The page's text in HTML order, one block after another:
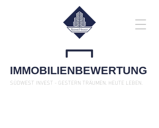
IMMOBILIENBEWERTUNG
SÜDWEST INVEST - GESTERN TRÄUMEN. HEUTE LEBEN.